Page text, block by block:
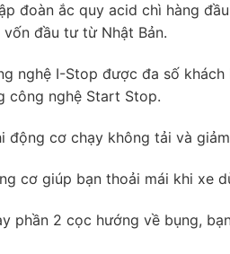
đoàn ắc quy acid chì hàng
đầu tư từ Nhật Bản.
nghệ I-Stop được đa số
công nghệ Start Stop.
cơ chạy không tải và
cơ giúp bạn thoải mái khi xe
phần 2 cọc hướng về bụng,